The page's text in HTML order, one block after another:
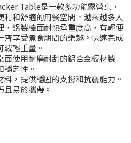
Table是一款多功能露營桌，
利和舒適的用餐空間。越來越多人
，鋁製檯面耐熱承重度高，有輕便
齊享受煮食期間的樂趣。快速完成
減輕重量。
面使用耐磨耐刮的鋁合金板材製
穩定性。
，提供穩固的支撐和抗震能力。
易於攜帶。